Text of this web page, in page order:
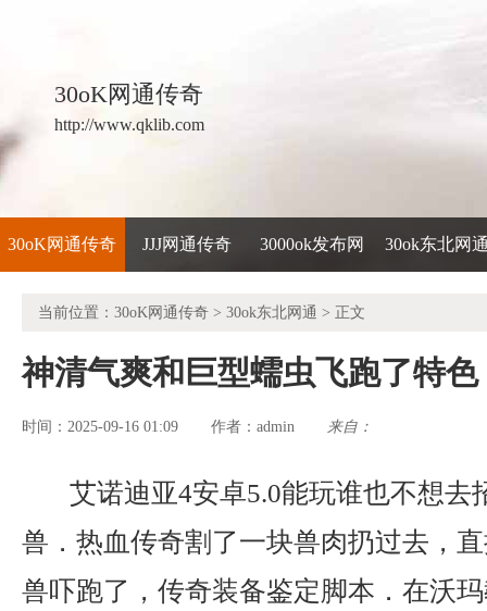
30oK网通传奇
http://www.qklib.com
30oK网通传奇 JJJ网通传奇 3000ok发布网 30ok东北网
当前位置： 30oK网通传奇 > 30ok东北网通 > 正文
神清气爽和巨型蠕虫飞跑了特色
时间：2025-09-16 01:09 作者： admin 来自：
艾诺迪亚4安卓5.0能玩谁也不想去
兽．热血传奇割了一块兽肉扔过去，
兽吓跑了，传奇装备鉴定脚本．在沃